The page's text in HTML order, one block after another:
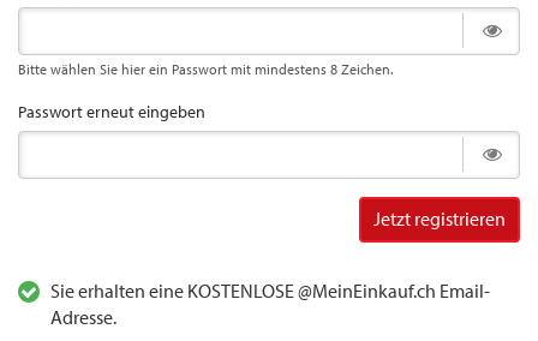
Bitte wählen Sie hier ein Passwort mit mindestens 8 Zeichen.
Passwort erneut eingeben
Jetzt registrieren
Sie erhalten eine KOSTENLOSE @MeinEinkauf.ch Email-
Adresse.